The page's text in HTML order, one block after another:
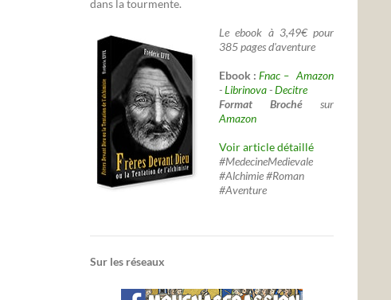
dans la tourmente.
Le ebook à 3,49€ pour
385 pages d'aventure
Ebook :Fnac – Amazon
-Librinova-Decitre
Format Broché sur
Amazon
Voir article détaillé
#MedecineMedievale
#Alchimie #Roman
#Aventure
Sur les réseaux